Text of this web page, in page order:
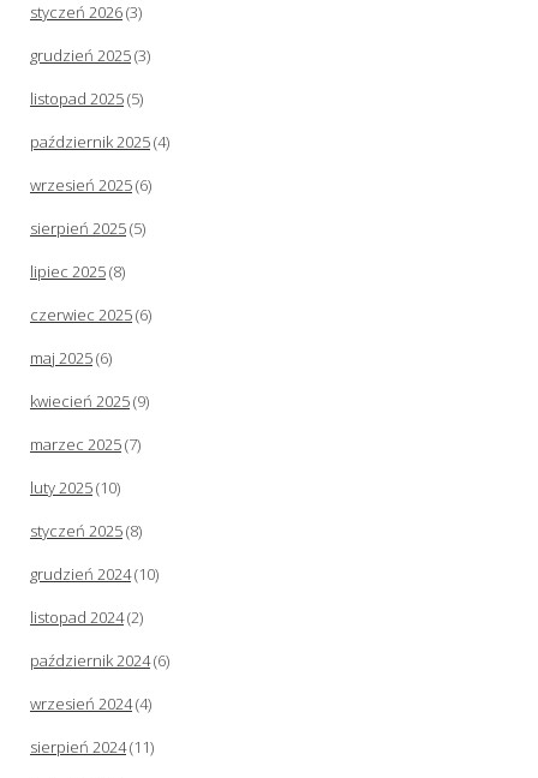
styczeń 2026(3)
grudzień 2025(3)
listopad 2025(5)
październik 2025(4)
wrzesień 2025(6)
sierpień 2025(5)
lipiec 2025(8)
czerwiec 2025(6)
maj 2025(6)
kwiecień 2025(9)
marzec 2025(7)
luty 2025(10)
styczeń 2025(8)
grudzień 2024(10)
listopad 2024(2)
październik 2024(6)
wrzesień 2024(4)
sierpień 2024(11)